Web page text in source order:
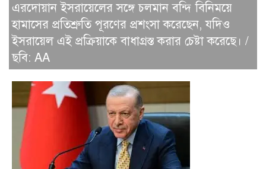
এরদোয়ান ইসরায়েলের সঙ্গে চলমান বন্দি বিনিময়ে
হামাসের প্রতিশ্রুতি পূরণের প্রশংসা করেছেন, যদিও
ইসরায়েল এই প্রক্রিয়াকে বাধাগ্রস্ত করার চেষ্টা করেছে। /
ছবি: AA